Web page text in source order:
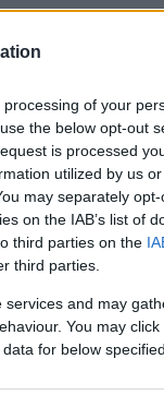
of your
the below opt-out
is processed
utilized by us
may separately
on the IAB’s list of
third parties on the
third parties.
and may
You may
for below
υπηρεσιών
θα υπήρχε
και να
του 2024,
συνομιλία,